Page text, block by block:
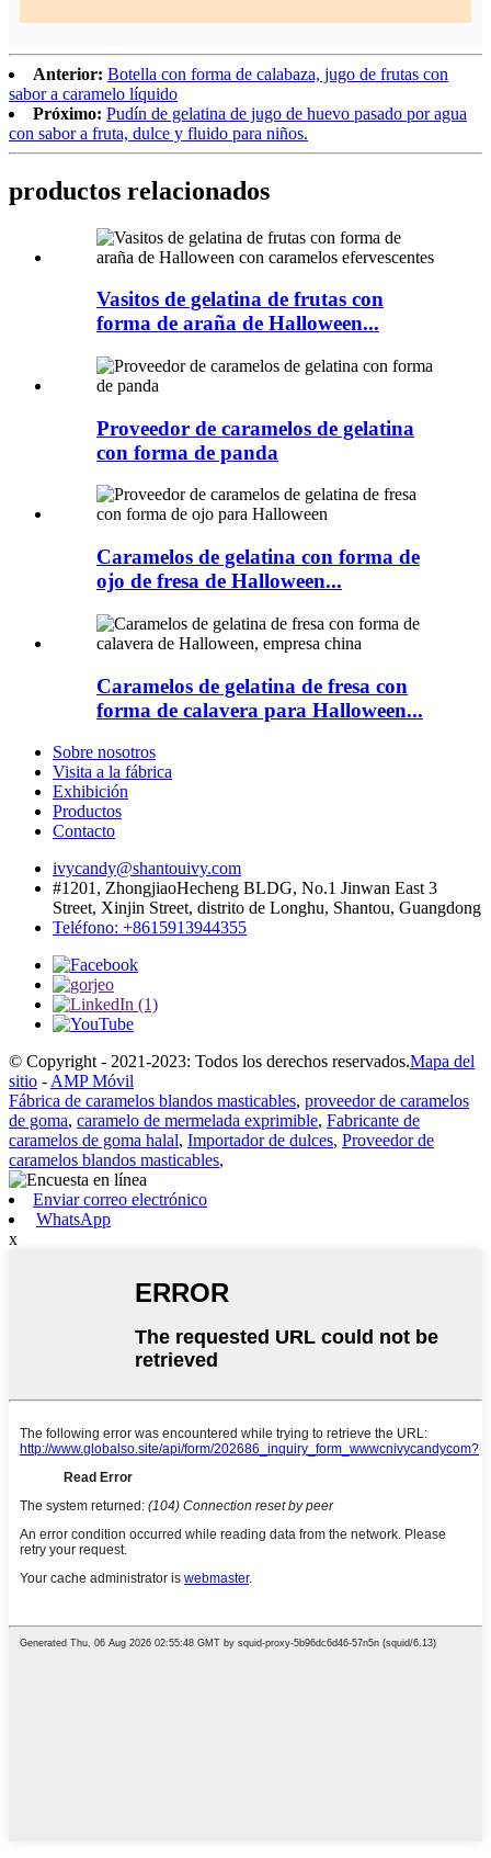
Anterior: Botella con forma de calabaza, jugo de frutas con
sabor a caramelo líquido
Próximo: Pudín de gelatina de jugo de huevo pasado por agua
con sabor a fruta, dulce y fluido para niños.
productos relacionados
Vasitos de gelatina de frutas con
forma de araña de Halloween...
Proveedor de caramelos de gelatina
con forma de panda
Caramelos de gelatina con forma de
ojo de fresa de Halloween...
Caramelos de gelatina de fresa con
forma de calavera para Halloween...
Sobre nosotros
Visita a la fábrica
Exhibición
Productos
Contacto
ivycandy@shantouivy.com
#1201, ZhongjiaoHecheng BLDG, No.1 Jinwan East 3
Street, Xinjin Street, distrito de Longhu, Shantou, Guangdong
Teléfono: +8615913944355
© Copyright - 2021-2023: Todos los derechos reservados.Mapa del
sitio - AMP Móvil
Fábrica de caramelos blandos masticables, proveedor de caramelos
de goma, caramelo de mermelada exprimible, Fabricante de
caramelos de goma halal, Importador de dulces, Proveedor de
caramelos blandos masticables,
Enviar correo electrónico
WhatsApp
x